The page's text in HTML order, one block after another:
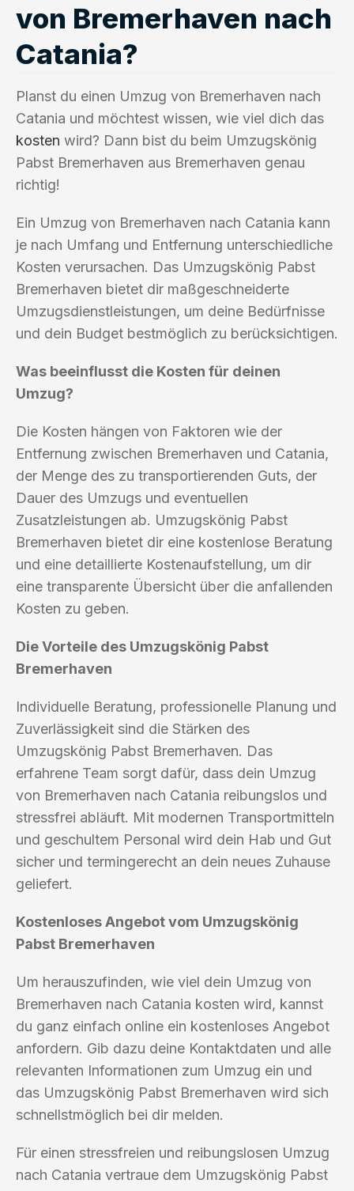
von Bremerhaven nach
Catania?
Planst du einen Umzug von Bremerhaven nach
Catania und möchtest wissen, wie viel dich das
kosten wird? Dann bist du beim Umzugskönig
Pabst Bremerhaven aus Bremerhaven genau
richtig!
Ein Umzug von Bremerhaven nach Catania kann
je nach Umfang und Entfernung unterschiedliche
Kosten verursachen. Das Umzugskönig Pabst
Bremerhaven bietet dir maßgeschneiderte
Umzugsdienstleistungen, um deine Bedürfnisse
und dein Budget bestmöglich zu berücksichtigen.
Was beeinflusst die Kosten für deinen
Umzug?
Die Kosten hängen von Faktoren wie der
Entfernung zwischen Bremerhaven und Catania,
der Menge des zu transportierenden Guts, der
Dauer des Umzugs und eventuellen
Zusatzleistungen ab. Umzugskönig Pabst
Bremerhaven bietet dir eine kostenlose Beratung
und eine detaillierte Kostenaufstellung, um dir
eine transparente Übersicht über die anfallenden
Kosten zu geben.
Die Vorteile des Umzugskönig Pabst
Bremerhaven
Individuelle Beratung, professionelle Planung und
Zuverlässigkeit sind die Stärken des
Umzugskönig Pabst Bremerhaven. Das
erfahrene Team sorgt dafür, dass dein Umzug
von Bremerhaven nach Catania reibungslos und
stressfrei abläuft. Mit modernen Transportmitteln
und geschultem Personal wird dein Hab und Gut
sicher und termingerecht an dein neues Zuhause
geliefert.
Kostenloses Angebot vom Umzugskönig
Pabst Bremerhaven
Um herauszufinden, wie viel dein Umzug von
Bremerhaven nach Catania kosten wird, kannst
du ganz einfach online ein kostenloses Angebot
anfordern. Gib dazu deine Kontaktdaten und alle
relevanten Informationen zum Umzug ein und
das Umzugskönig Pabst Bremerhaven wird sich
schnellstmöglich bei dir melden.
Für einen stressfreien und reibungslosen Umzug
nach Catania vertraue dem Umzugskönig Pabst